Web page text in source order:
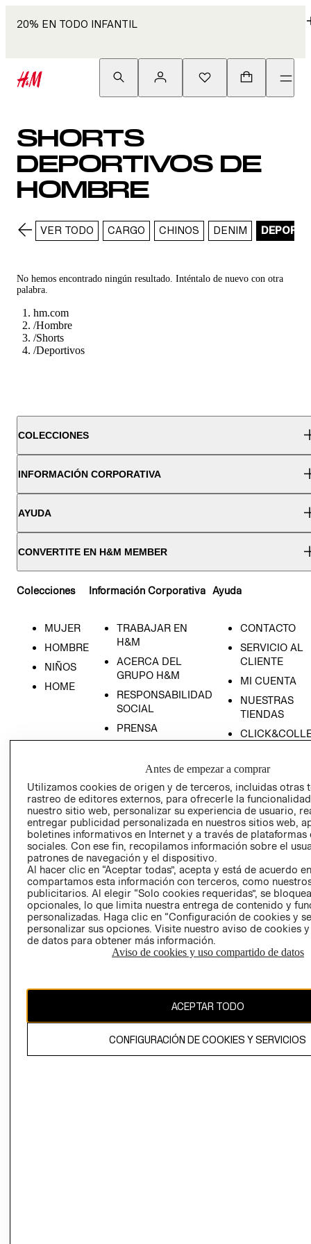
20% EN TODO INFANTIL
SHORTS
DEPORTIVOS DE
HOMBRE
VER TODO CARGO CHINOS DENIM
No hemos encontrado ningún resultado. Inténtalo de nuevo con otra
palabra.
hm.com
/Hombre
/Shorts
/Deportivos
COLECCIONES
INFORMACIÓN CORPORATIVA
AYUDA
CONVERTITE EN H&M MEMBER
Colecciones
MUJER
HOMBRE
NIÑOS
HOME
Información Corporativa
TRABAJAR EN
H&M
ACERCA DEL
GRUPO H&M
RESPONSABILIDAD
SOCIAL
PRENSA
POLÍTICA
EMPRESARIAL
Ayuda
CONTACTO
SERVICIO AL
CLIENTE
MI CUENTA
NUESTRAS
TIENDAS
TÉRMINOS Y
CONDICIONES
AVISO DE
PRIVACIDAD
GIFT CARD
AVISO DE
COOKIES
Antes de empezar a comprar
Utilizamos cookies de origen y de terceros, incluidas otras
rastreo de editores externos, para ofrecerle la
nuestro sitio web, personalizar su experiencia de usuario,
entregar publicidad personalizada en nuestros sitios web,
boletines informativos en Internet y a través de plataformas
sociales. Con ese fin, recopilamos información sobre el
patrones de navegación y el dispositivo.
Al hacer clic en “Aceptar todas”, acepta y está de acuerdo
compartamos esta información con terceros, como
publicitarios. Al elegir “Solo cookies requeridas”, se
opcionales, lo que limita nuestra entrega de contenido y
personalizadas. Haga clic en “Configuración de cookies y
personalizar sus opciones. Visite nuestro aviso de cookies
de datos para obtener más información.
Aviso de cookies y uso compartido de datos
ACEPTAR TODO
CONFIGURACIÓN DE COOKIES Y SERVICIOS